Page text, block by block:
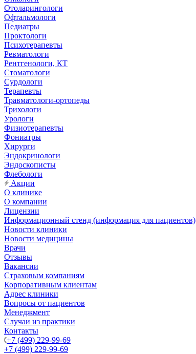
Отоларингологи
Офтальмологи
Педиатры
Проктологи
Психотерапевты
Ревматологи
Рентгенологи, КТ
Стоматологи
Сурдологи
Терапевты
Травматологи-ортопеды
Трихологи
Урологи
Физиотерапевты
Фониатры
Хирурги
Эндокринологи
Эндоскописты
Флебологи
Акции
О клинике
О компании
Лицензии
Информационный стенд (информация для пациентов)
Новости клиники
Новости медицины
Врачи
Отзывы
Вакансии
Страховым компаниям
Корпоративным клиентам
Адрес клиники
Вопросы от пациентов
Менеджмент
Случаи из практики
Контакты
+7 (499) 229-99-69
+7 (499) 229-99-69